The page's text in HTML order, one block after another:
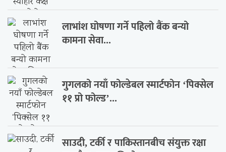
लाभांश घोषणा गर्ने पहिलो बैंक बन्यो
कामना सेवा...
गुगलको नयाँ फोल्डेबल स्मार्टफोन ‘पिक्सेल
११ प्रो फोल्ड’...
साउदी, टर्की र पाकिस्तानबीच संयुक्त रक्षा